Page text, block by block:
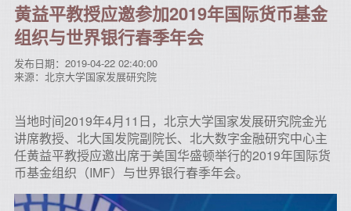
黄益平教授应邀参加2019年国际货币基金
组织与世界银行春季年会
发布日期： 2019-04-22 02:40:00
来源： 北京大学国家发展研究院
当地时间2019年4月11日，北京大学国家发展研究院金光
讲席教授、北大国发院副院长、北大数字金融研究中心主
任黄益平教授应邀出席于美国华盛顿举行的2019年国际货
币基金组织（IMF）与世界银行春季年会。